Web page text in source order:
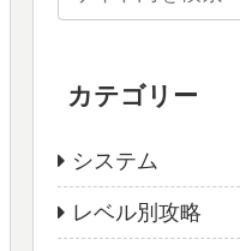
カテゴリー
システム
レベル別攻略